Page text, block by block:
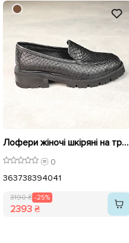
Лофери жіночі шкіряні на тракторній підошві 588273 Чорні розпродаж
0
363738394041
3190 ₴ -25%
2393 ₴